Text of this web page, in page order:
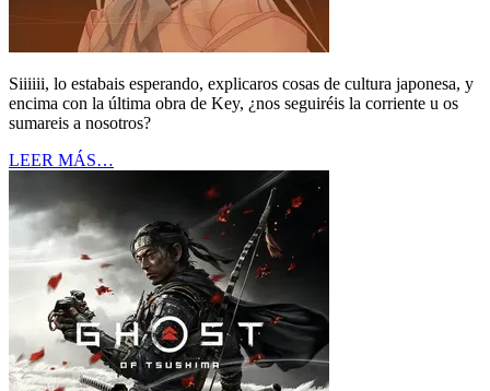
Siiiiii, lo estabais esperando, explicaros cosas de cultura japonesa, y
encima con la última obra de Key, ¿nos seguiréis la corriente u os
sumareis a nosotros?
LEER MÁS…